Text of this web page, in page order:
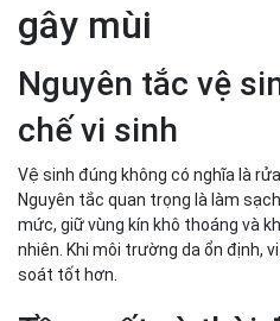
gây mùi
Nguyên tắc vệ
chế vi sinh
Vệ sinh đúng không có nghĩa là
Nguyên tắc quan trọng là làm
mức, giữ vùng kín khô thoáng và
nhiên. Khi môi trường da ổn định,
soát tốt hơn.